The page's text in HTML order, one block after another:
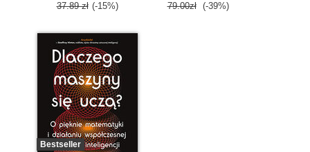
37.89 zł (-15%) 79.00zł (-39%)
Bestseller